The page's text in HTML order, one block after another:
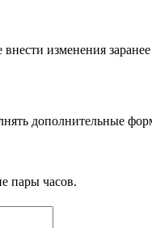
изменения
дополнительные
пары часов.